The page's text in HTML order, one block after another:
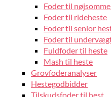
Foder til
Foder til rideheste
Foder til senior
Foder til
Fuldfoder til heste
Mash til heste
Grovfoderanalyser
Hestegodbidder
Tilskudsfoder til hest